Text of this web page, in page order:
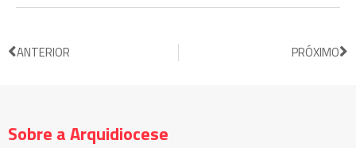
ANTERIOR PRÓXIMO
Sobre a Arquidiocese